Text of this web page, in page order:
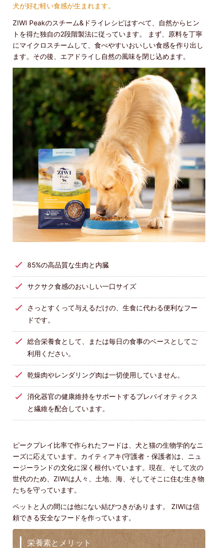
犬が好む軽い食感が生まれます。
ZIWI Peakのスチーム&ドライレシピはすべて、自然からヒン
トを得た独自の2段階製法に従っています。 まず、原料を丁寧
にマイクロスチームして、食べやすいおいしい食感を作り出し
ます。その後、エアドライし自然の風味を閉じ込めます。
85%の高品質な生肉と内臓
サクサク食感のおいしい一口サイズ
さっとすくって与えるだけの、生食に代わる便利なフー
ドです。
総合栄養食として、または毎日の食事のベースとしてご
利用ください。
乾燥肉やレンダリング肉は一切使用していません。
消化器官の健康維持をサポートするプレバイオティクス
と繊維を配合しています。
ピークプレイ比率で作られたフードは、犬と猫の生物学的なニ
ーズに応えています。カイティアキ(守護者・保護者)は、ニュ
ージーランドの文化に深く根付いています。現在、そして次の
世代のため、ZIWIは人々、土地、海、そしてそこに住む生き物
たちを守っています。
ペットと人の間には他にない結びつきがあります。 ZIWIは信
頼できる安全なフードを作っています。
栄養素とメリット